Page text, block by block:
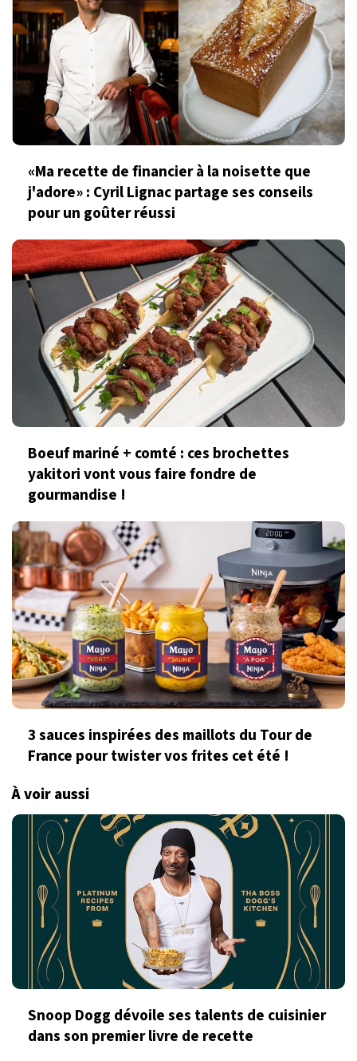
«Ma recette de financier à la noisette que
j'adore» : Cyril Lignac partage ses conseils
pour un goûter réussi
Boeuf mariné + comté : ces brochettes
yakitori vont vous faire fondre de
gourmandise !
3 sauces inspirées des maillots du Tour de
France pour twister vos frites cet été !
À voir aussi
Snoop Dogg dévoile ses talents de cuisinier
dans son premier livre de recette